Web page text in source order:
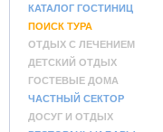
КАТАЛОГ ГОСТИНИЦ
ПОИСК ТУРА
ОТДЫХ С ЛЕЧЕНИЕМ
ДЕТСКИЙ ОТДЫХ
ГОСТЕВЫЕ ДОМА
ЧАСТНЫЙ СЕКТОР
ДОСУГ И ОТДЫХ